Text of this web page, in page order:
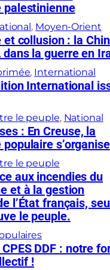
palestinienne
, Moyen-Orient
et collusion : la
dans la guerre en
, International
International
le peuple, National
: En Creuse, la
s’organise
le peuple
aux incendies du
et à la gestion
l’État français,
le peuple.
DDF : notre
!